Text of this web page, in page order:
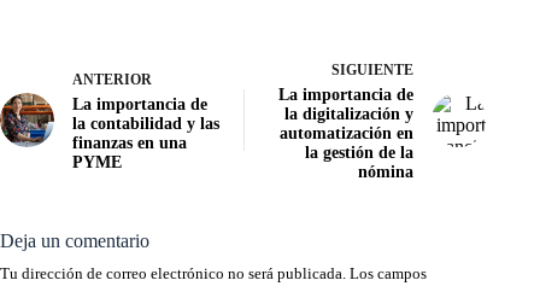
ANTERIOR
La importancia de
la contabilidad y las
finanzas en una
PYME
SIGUIENTE
La importancia de
la digitalización y
automatización en
la gestión de la
nómina
Deja un comentario
Tu dirección de correo electrónico no será publicada. Los campos